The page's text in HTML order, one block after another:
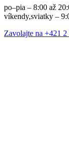
po–pia – 8:00 až
víkendy,sviatky –
Zavolajte na +421